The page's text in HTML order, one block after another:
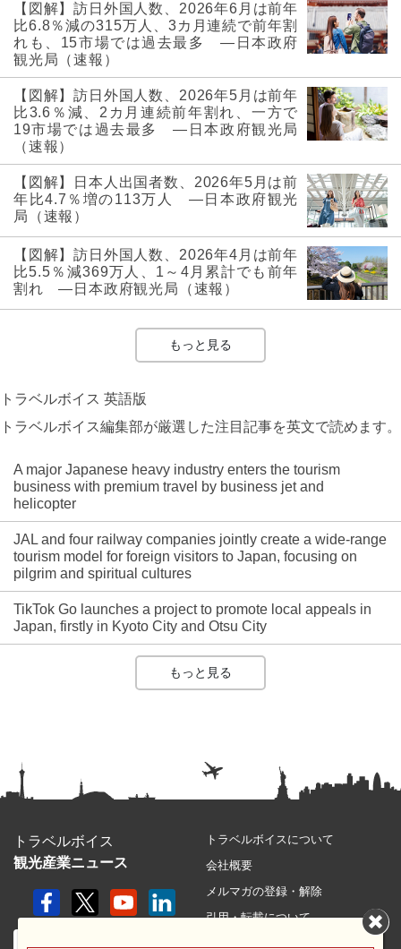
【図解】訪日外国人数、2026年6月は前年
比6.8％減の315万人、3カ月連続で前年割
れも、15市場では過去最多 ―日本政府
観光局（速報）
【図解】訪日外国人数、2026年5月は前年
比3.6％減、2カ月連続前年割れ、一方で
19市場では過去最多 ―日本政府観光局
（速報）
【図解】日本人出国者数、2026年5月は前
年比4.7％増の113万人 ―日本政府観光
局（速報）
【図解】訪日外国人数、2026年4月は前年
比5.5％減369万人、1～4月累計でも前年
割れ ―日本政府観光局（速報）
もっと見る
トラベルボイス 英語版
トラベルボイス編集部が厳選した注目記事を英文で読めます。
A major Japanese heavy industry enters the tourism
business with premium travel by business jet and
helicopter
JAL and four railway companies jointly create a wide-range
tourism model for foreign visitors to Japan, focusing on
pilgrim and spiritual cultures
TikTok Go launches a project to promote local appeals in
Japan, firstly in Kyoto City and Otsu City
もっと見る
トラベルボイス
観光産業ニュース
トラベルボイスについて
会社概要
メルマガの登録・解除
引用・転載について